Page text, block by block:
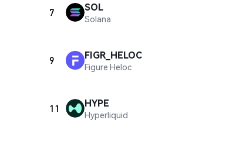
7 SOL
Solana
9 FIGR_HELOC
Figure Heloc
11 HYPE
Hyperliquid